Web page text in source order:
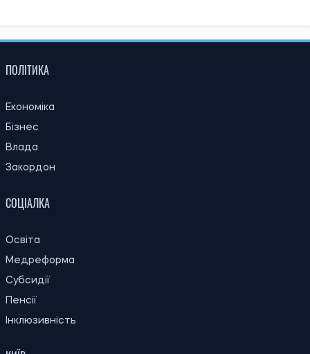
Бізнес
Влада
Освіта
Медреформа
Інклюзивність